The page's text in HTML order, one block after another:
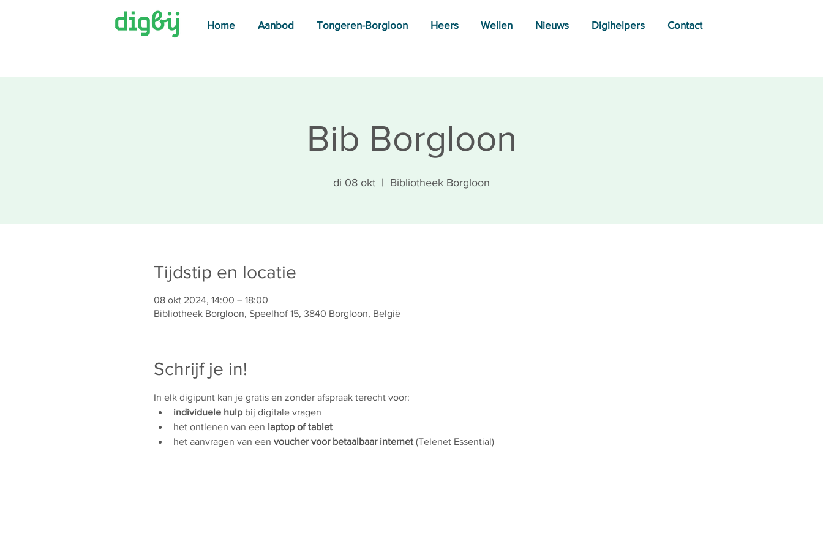
Home Aanbod Tongeren-Borgloon Heers Wellen Nieuws Digihelpers Contact
Bib Borgloon
di 08 okt
  |
Bibliotheek Borgloon
Tijdstip en locatie
08 okt 2024, 14:00 – 18:00
Bibliotheek Borgloon, Speelhof 15, 3840 Borgloon, België
Schrijf je in!
In elk digipunt kan je gratis en zonder afspraak terecht voor:
individuele hulp bij digitale vragen
het ontlenen van een laptop of tablet
het aanvragen van een voucher voor betaalbaar internet (Telenet Essential)